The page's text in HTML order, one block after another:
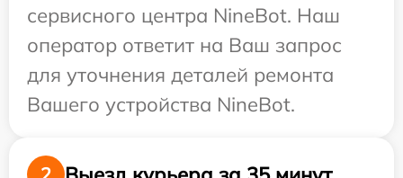
сервисного центра NineBot. Наш
оператор ответит на Ваш запрос
для уточнения деталей ремонта
Вашего устройства NineBot.